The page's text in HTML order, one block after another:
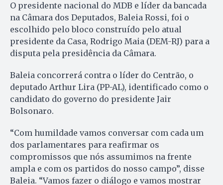
O presidente nacional do MDB e líder da bancada
na Câmara dos Deputados, Baleia Rossi, foi o
escolhido pelo bloco construído pelo atual
presidente da Casa, Rodrigo Maia (DEM-RJ) para a
disputa pela presidência da Câmara.
Baleia concorrerá contra o líder do Centrão, o
deputado Arthur Lira (PP-AL), identificado como o
candidato do governo do presidente Jair
Bolsonaro.
“Com humildade vamos conversar com cada um
dos parlamentares para reafirmar os
compromissos que nós assumimos na frente
ampla e com os partidos do nosso campo”, disse
Baleia. “Vamos fazer o diálogo e vamos mostrar